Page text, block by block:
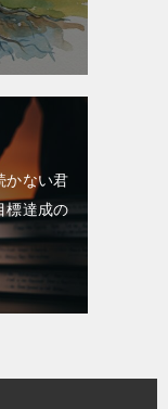
かない君
標達成の